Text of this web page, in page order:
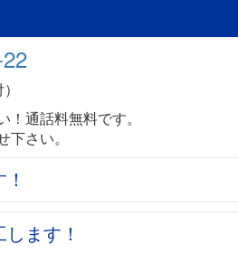
通話料無料です。
さい。
ます！